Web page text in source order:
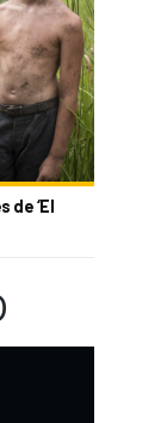
de ‘El